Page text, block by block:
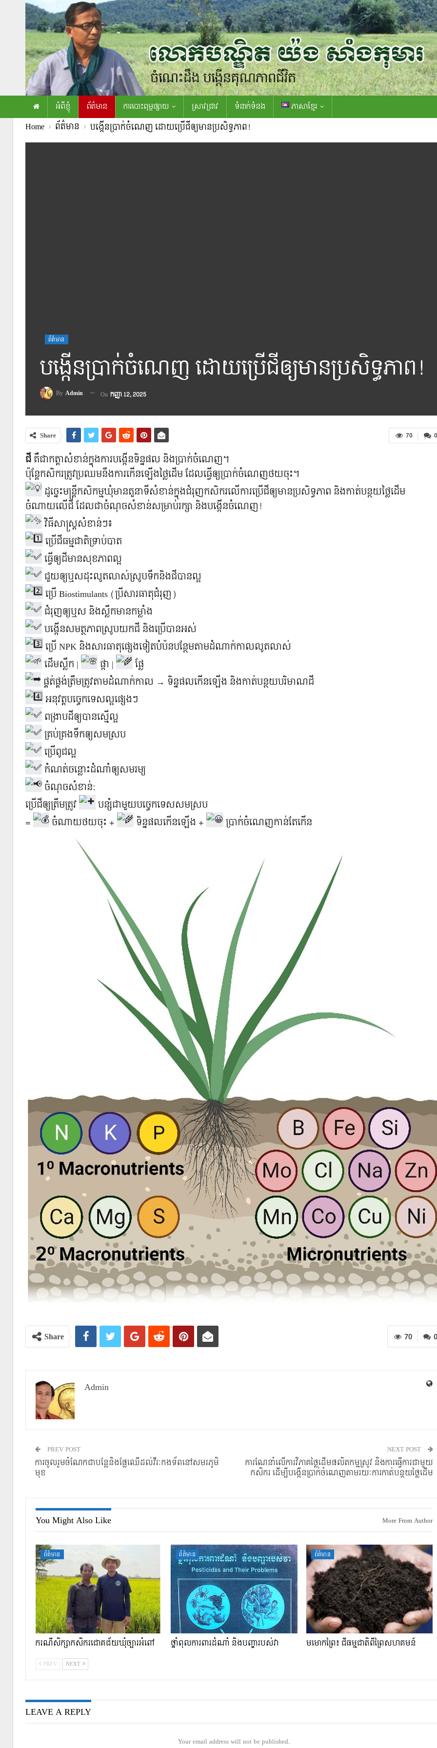
អំពីខ្ញុំ ព័ត៌មាន ការបោះពុម្ពផ្សាយ ស្រាវជ្រាវ ទំនាក់ទំនង ភាសាខ្មែរ
Home ព័ត៌មាន បង្កើនប្រាក់ចំណេញ ដោយប្រើជីឲ្យមានប្រសិទ្ធភាព!
ព័ត៌មាន
បង្កើនប្រាក់ចំណេញ ដោយប្រើជីឲ្យមានប្រសិទ្ធភាព!
By Admin On កញ្ញា 12, 2025
0
70
Share
ជីគឺជាកត្តាសំខាន់ក្នុងការបង្កើនទិន្នផល និងប្រាក់ចំណេញ។
ប៉ុន្តែកសិករត្រូវប្រឈមនឹងការកើនឡើងថ្លៃដើម ដែលធ្វើឲ្យប្រាក់ចំណេញថយចុះ។
ដូច្នេះមន្រ្តីកសិកម្មឃុំមានតួនាទីសំខាន់ក្នុងជំរុញកសិករលើការប្រើជីឲ្យមានប្រសិទ្ធភាព និងកាត់បន្ថយថ្លៃដើម
ចំណាយលើជី ដែលជាចំណុចសំខាន់សម្រាប់រក្សា និងបង្កើនចំណេញ!
វិធីសាស្រ្តសំខាន់ៗ៖
ប្រើជីធម្មជាតិទ្រាប់បាត
ធ្វើឲ្យដីមានសុខភាពល្អ
ជួយឲ្យឬសដុះលូតលាស់ស្រូបទឹកនិងជីបានល្អ
ប្រើ Biostimulants (ប្រីសារធាតុជំរុញ)
ជំរុញឲ្យឬស និងស្លឹកមានកម្លាំង
បង្កើនសមត្ថភាពស្រូបយកជី និងប្រើបានអស់
ប្រើ NPK និងសារធាតុផ្សេងទៀតបំប៉នបន្ថែមតាមដំណាក់កាលលូតលាស់
ដើមស្លឹក |
ផ្កា |
ផ្លែ
ផ្គត់ផ្គង់ត្រឹមត្រូវតាមដំណាក់កាល → ទិន្នផលកើនឡើង និងកាត់បន្ថយបរិមាណជី
អនុវត្តបច្ចេកទេសល្អផ្សេងៗ
ពង្រាបដីឲ្យបានស្មើល្អ
គ្រប់គ្រងទឹកឲ្យសមស្រប
ប្រើពូជល្អ
កំណត់ចន្លោះដំណាំឲ្យសមរម្យ
ចំណុចសំខាន់:
ប្រើជីឲ្យត្រឹមត្រូវ
បន្សំជាមួយបច្ចេកទេសសមស្រប
=
ចំណាយថយចុះ + ទិន្នផលកើនឡើង + ប្រាក់ចំណេញកាន់តែកើន
0
70
Share
Admin
PREV POST
ការចូលរួមចំណែកជាបន្លែនិងផ្លែឈើដល់វីរៈកងទ័ពនៅសមរភូមិ
មុខ
NEXT POST
ការណែនាំលើការវិភាគថ្លៃដើមផលិតកម្មស្រូវ និងការធ្វើការជាមួយ
កសិករ ដើម្បីបង្កើនប្រាក់ចំណេញតាមរយៈការកាត់បន្ថយថ្លៃដើម
You Might Also Like More From Author
ព័ត៌មាន
ករណីសិក្សាកសិករជោគជ័យឃុំច្បារអំពៅ
ព័ត៌មាន
ថ្នាំពុលការពារដំណាំ និងបញ្ហារបស់វា
ព័ត៌មាន
មមោកព្រៃ៖ ជីធម្មជាតិពីព្រៃសហគមន៍
PREV NEXT
LEAVE A REPLY
Your email address will not be published.